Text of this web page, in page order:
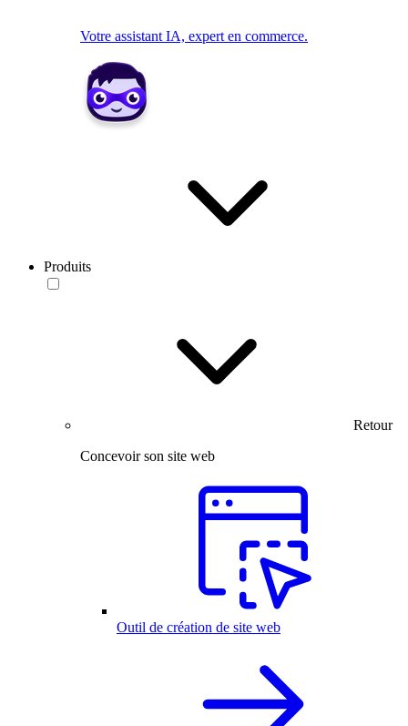
Votre assistant IA, expert en commerce.
Produits
Retour
Concevoir son site web
Outil de création de site web